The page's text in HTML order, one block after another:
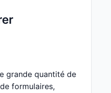
grande quantité de
formulaires,